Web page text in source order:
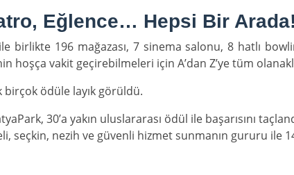
Eğlence… Hepsi Bir Arada!
birlikte 196 mağazası, 7 sinema salonu, 8 hatlı
hoşça vakit geçirebilmeleri için A’dan Z’ye tüm
birçok ödüle layık görüldü.
30’a yakın uluslararası ödül ile başarısını
seçkin, nezih ve güvenli hizmet sunmanın gururu ile